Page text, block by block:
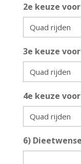
2e keuze
3e keuze
4e keuze
6)